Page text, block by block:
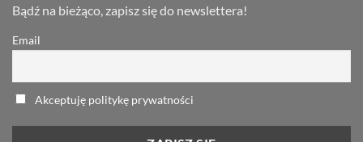
Bądź na bieżąco, zapisz się do newslettera!
Email
Akceptuję politykę prywatności